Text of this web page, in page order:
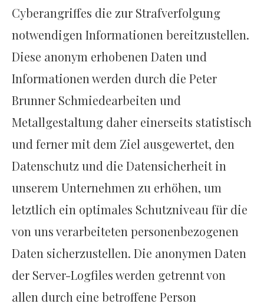
Cyberangriffes die zur Strafverfolgung
notwendigen Informationen bereitzustellen.
Diese anonym erhobenen Daten und
Informationen werden durch die Peter
Brunner Schmiedearbeiten und
Metallgestaltung daher einerseits statistisch
und ferner mit dem Ziel ausgewertet, den
Datenschutz und die Datensicherheit in
unserem Unternehmen zu erhöhen, um
letztlich ein optimales Schutzniveau für die
von uns verarbeiteten personenbezogenen
Daten sicherzustellen. Die anonymen Daten
der Server-Logfiles werden getrennt von
allen durch eine betroffene Person